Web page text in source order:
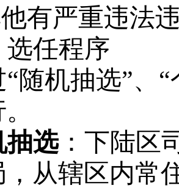
有严重违法
选任程序
“随机抽选”、
抽选 ：下陆区
，从辖区内常